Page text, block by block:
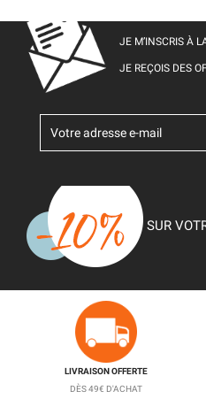
JE M’INSCRIS À
JE REÇOIS DES
SUR
LIVRAISON OFFERTE
DÈS 49€ D'ACHAT